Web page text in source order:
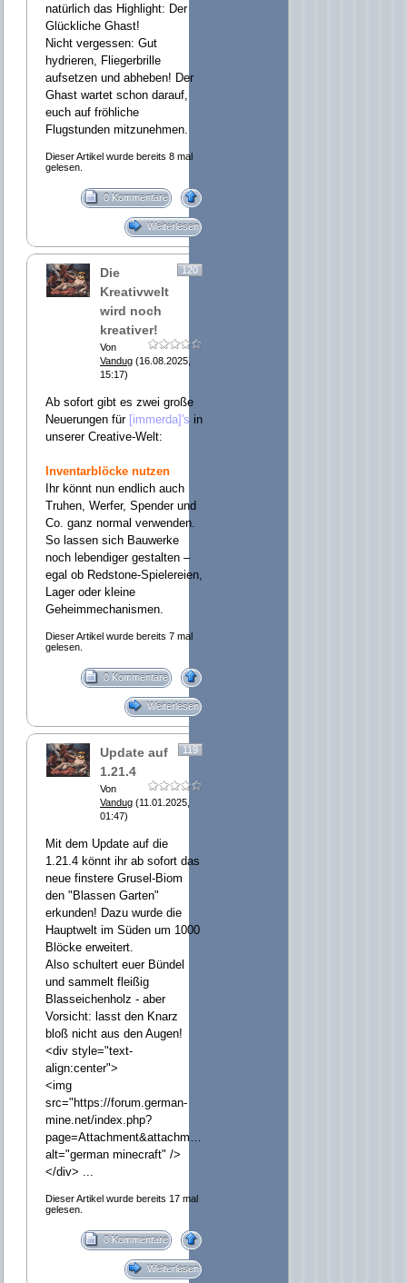
natürlich das Highlight: Der
Glückliche Ghast!
Nicht vergessen: Gut
hydrieren, Fliegerbrille
aufsetzen und abheben! Der
Ghast wartet schon darauf,
euch auf fröhliche
Flugstunden mitzunehmen.
Dieser Artikel wurde bereits 8 mal
gelesen.
0 Kommentare
Weiterlesen
120
Die
Kreativwelt
wird noch
kreativer!
Von
Vandug (16.08.2025,
15:17)
Ab sofort gibt es zwei große
Neuerungen für [immerda]'s in
unserer Creative-Welt:
Inventarblöcke nutzen
Ihr könnt nun endlich auch
Truhen, Werfer, Spender und
Co. ganz normal verwenden.
So lassen sich Bauwerke
noch lebendiger gestalten –
egal ob Redstone-Spielereien,
Lager oder kleine
Geheimmechanismen.
Dieser Artikel wurde bereits 7 mal
gelesen.
0 Kommentare
Weiterlesen
119
Update auf
1.21.4
Von
Vandug (11.01.2025,
01:47)
Mit dem Update auf die
1.21.4 könnt ihr ab sofort das
neue finstere Grusel-Biom
den "Blassen Garten"
erkunden! Dazu wurde die
Hauptwelt im Süden um 1000
Blöcke erweitert.
Also schultert euer Bündel
und sammelt fleißig
Blasseichenholz - aber
Vorsicht: lasst den Knarz
bloß nicht aus den Augen!
<div style="text-
align:center">
<img
src="https://forum.german-
mine.net/index.php?
alt="german minecraft" />
</div> ...
Dieser Artikel wurde bereits 17 mal
gelesen.
0 Kommentare
Weiterlesen